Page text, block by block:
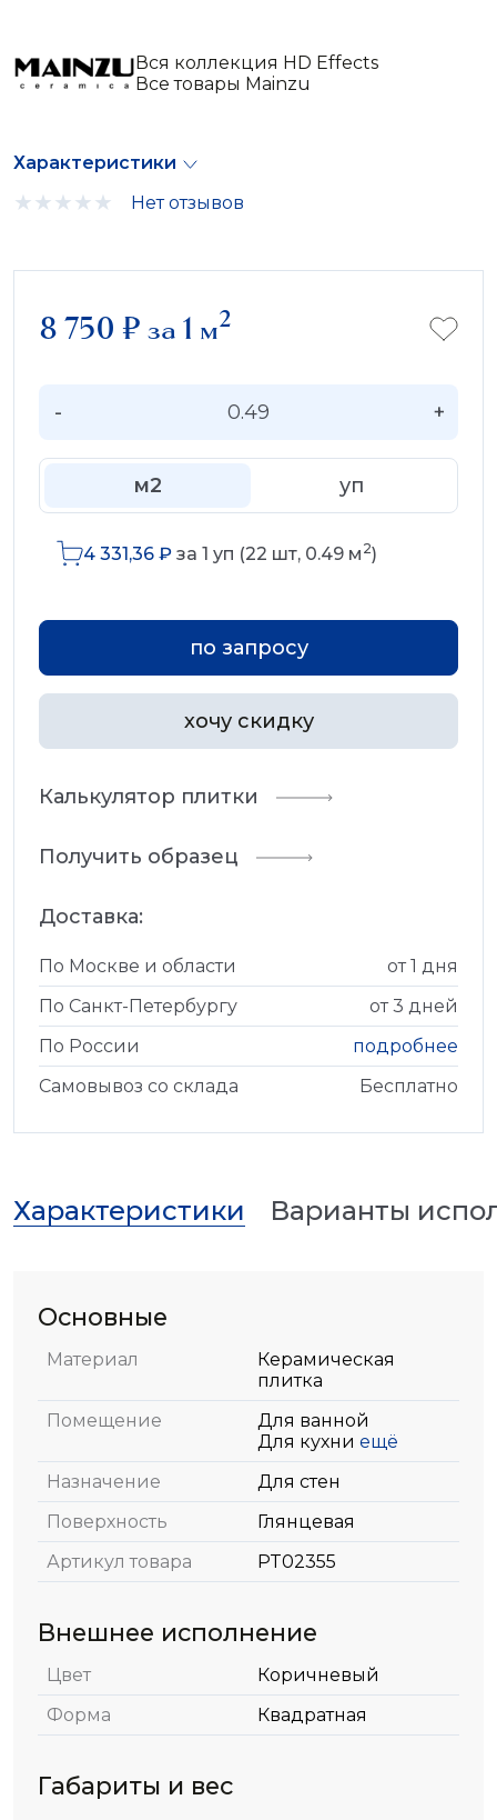
Вся коллекция HD Effects
Все товары Mainzu
Характеристики
Нет отзывов
8 750 ₽за 1 м2
- +
м2 уп
4 331,36 ₽ за 1 уп (22 шт, 0.49 м 2)
по запросу
хочу скидку
Калькулятор плитки
Получить образец
Доставка:
По Москве и области
от 1 дня
По Санкт-Петербургу
от 3 дней
По России
подробнее
Самовывоз со склада
Бесплатно
Характеристики Варианты
Основные
Материал
Керамическая
плитка
Помещение
Для ванной
Для кухни ещё
Назначение
Для стен
Поверхность
Глянцевая
Артикул товара
PT02355
Внешнее исполнение
Цвет
Коричневый
Форма
Квадратная
Габариты и вес